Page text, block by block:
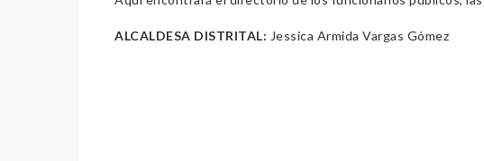
ALCALDESA DISTRITAL: Jessica Armida Vargas Gómez